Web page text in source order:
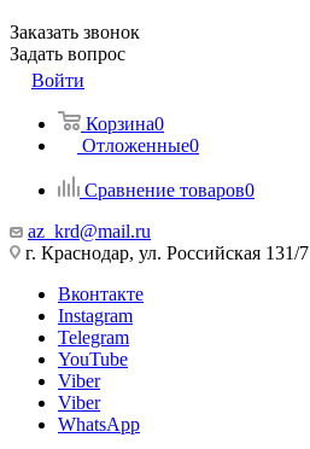
Заказать звонок
Задать вопрос
Войти
Корзина0
Отложенные0
Сравнение товаров0
az_krd@mail.ru
г. Краснодар, ул. Российская 131/7
Вконтакте
Instagram
Telegram
YouTube
Viber
Viber
WhatsApp